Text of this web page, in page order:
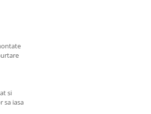
si
sa iasa